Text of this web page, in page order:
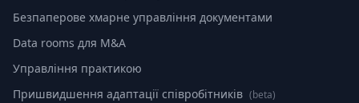
Безпаперове хмарне управління документами
Data rooms для M&A
Управління практикою
Пришвидшення адаптації співробітників (beta)